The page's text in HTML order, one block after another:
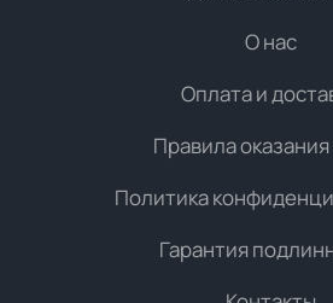
О нас
Оплата и
Правила оказания
Политика
Гарантия